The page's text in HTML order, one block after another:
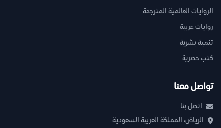
الروايات العالمية المترجمة
روايات عربية
تنمية بشرية
كتب حصرية
تواصل معنا
اتصل بنا
الرياض، المملكة العربية السعودية